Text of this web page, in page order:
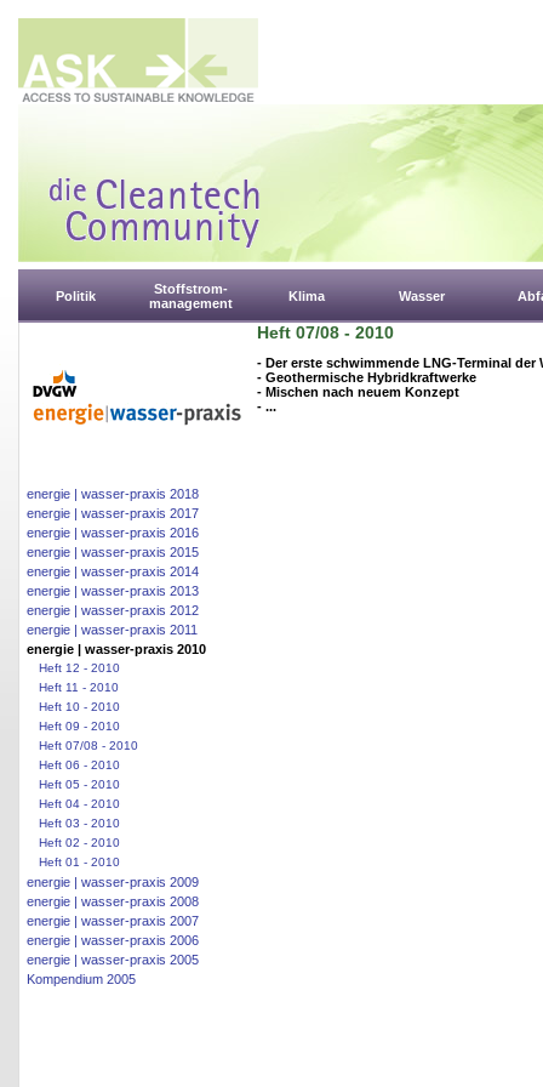
Politik
Stoffstrom-
management
Klima Wasser
energie | wasser-praxis 2018
energie | wasser-praxis 2017
energie | wasser-praxis 2016
energie | wasser-praxis 2015
energie | wasser-praxis 2014
energie | wasser-praxis 2013
energie | wasser-praxis 2012
energie | wasser-praxis 2011
energie | wasser-praxis 2010
Heft 12 - 2010
Heft 11 - 2010
Heft 10 - 2010
Heft 09 - 2010
Heft 07/08 - 2010
Heft 06 - 2010
Heft 05 - 2010
Heft 04 - 2010
Heft 03 - 2010
Heft 02 - 2010
Heft 01 - 2010
energie | wasser-praxis 2009
energie | wasser-praxis 2008
energie | wasser-praxis 2007
energie | wasser-praxis 2006
energie | wasser-praxis 2005
Kompendium 2005
Heft 07/08 - 2010
- Der erste schwimmende LNG-Terminal
- Geothermische Hybridkraftwerke
- Mischen nach neuem Konzept
- ...